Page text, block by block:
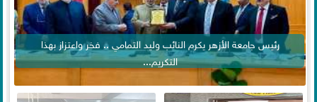
رئيس جامعة الأزهر يكرم النائب وليد التمامي .. فخر واعتزاز بهذا
التكريم...